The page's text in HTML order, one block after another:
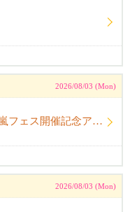
2026/08/03 (Mon)
嵐DVD ファンクラブ限定！嵐フェス開催記念アルバム ウラ嵐マニア CD４枚組
2026/08/03 (Mon)